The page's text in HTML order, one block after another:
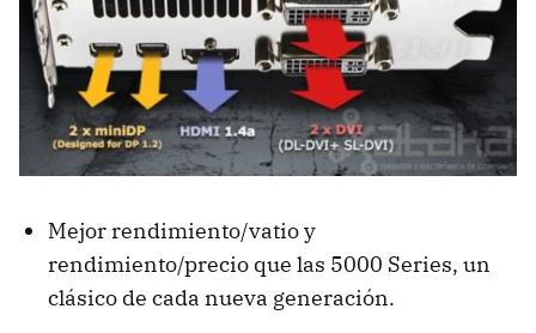
Mejor rendimiento/vatio y
rendimiento/precio que las 5000 Series, un
clásico de cada nueva generación.